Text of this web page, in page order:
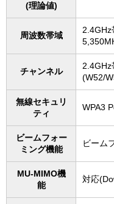
(理論値)
周波数帯域
チャンネル
(W52/
無線セキュリ
ティ
WPA3
ビームフォー
ミング機能
ビーム
MU-MIMO機
能
対応